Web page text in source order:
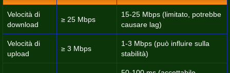
Velocità di
download
≥ 25 Mbps
15-25 Mbps (limitato, potrebbe
causare lag)
Velocità di
upload
≥ 3 Mbps
1-3 Mbps (può influire sulla
stabilità)